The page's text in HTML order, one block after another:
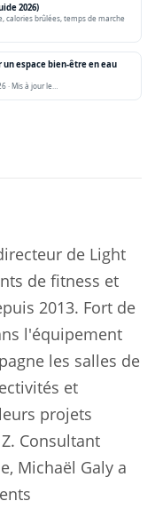
2026)
calories brûlées, temps de marche
espace bien-être en eau
· Mis à jour le…
de Light
de fitness et
2013. Fort de
l'équipement
les salles de
et
projets
Consultant
Michaël Galy a